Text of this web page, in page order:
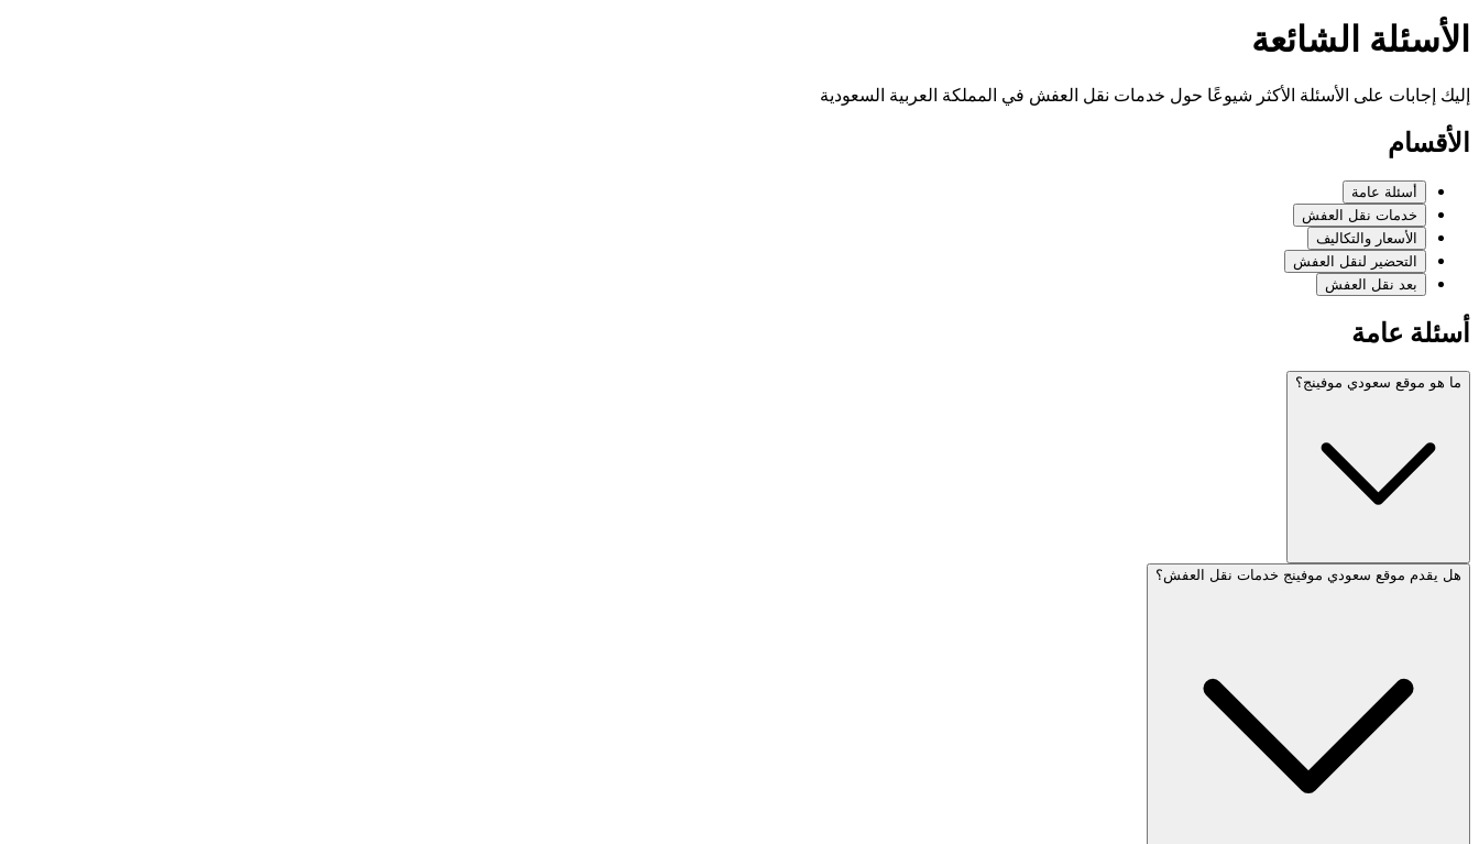
الأسئلة الشائعة
إليك إجابات على الأسئلة الأكثر شيوعًا حول خدمات نقل العفش في المملكة العربية السعودية
الأقسام
أسئلة عامة
خدمات نقل العفش
الأسعار والتكاليف
التحضير لنقل العفش
بعد نقل العفش
أسئلة عامة
ما هو موقع سعودي موفينج؟
هل يقدم موقع سعودي موفينج خدمات نقل العفش؟